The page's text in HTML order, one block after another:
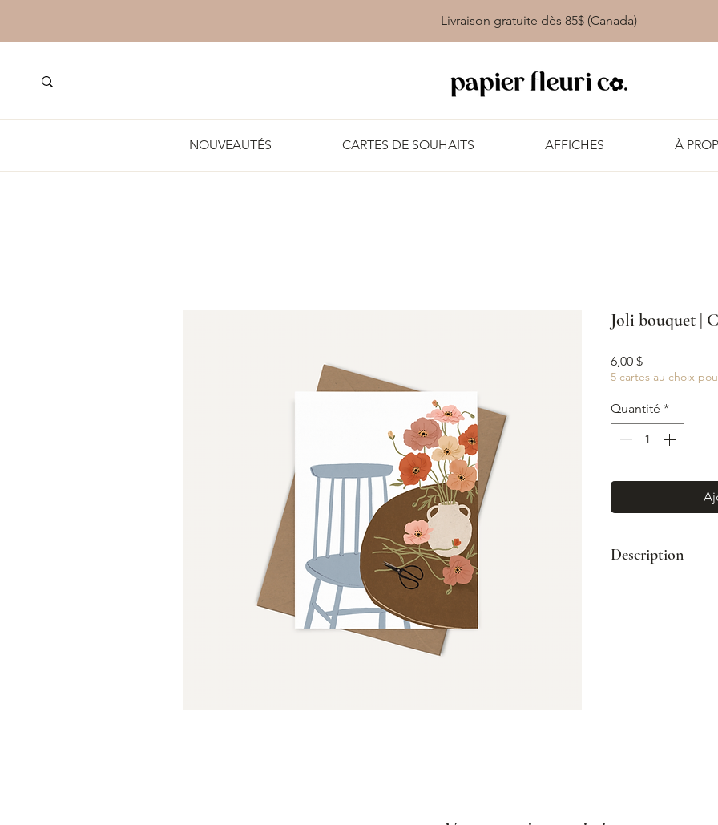
Livraison gratuite dès 85$ (Canada)
NOUVEAUTÉS CARTES DE SOUHAITS AFFICHES À
Joli bouquet |
6,00 $Prix
5 cartes au choix
Quantité *
Description